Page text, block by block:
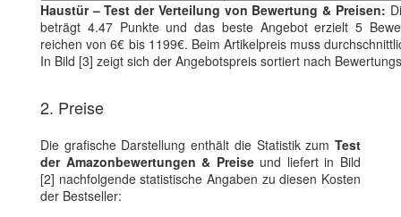
Haustür – Test der Verteilung von Bewertung & Preisen:
beträgt 4.47 Punkte und das beste Angebot erzielt 5
reichen von 6€ bis 1199€. Beim Artikelpreis muss
In Bild [3] zeigt sich der Angebotspreis sortiert nach
2. Preise
Die grafische Darstellung enthält die Statistik zum Test
der Amazonbewertungen & Preiseund liefert in Bild
[2] nachfolgende statistische Angaben zu diesen Kosten
der Bestseller: